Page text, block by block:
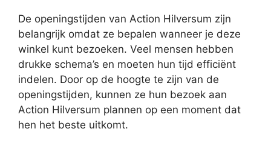
De openingstijden van Action Hilversum zijn
belangrijk omdat ze bepalen wanneer je deze
winkel kunt bezoeken. Veel mensen hebben
drukke schema’s en moeten hun tijd efficiënt
indelen. Door op de hoogte te zijn van de
openingstijden, kunnen ze hun bezoek aan
Action Hilversum plannen op een moment dat
hen het beste uitkomt.